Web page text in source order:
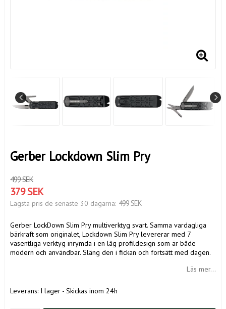
Gerber Lockdown Slim Pry
499 SEK
379 SEK
Lägsta pris de senaste 30 dagarna 499 SEK
Gerber LockDown Slim Pry multiverktyg svart. Samma vardagliga
bärkraft som originalet, Lockdown Slim Pry levererar med 7
väsentliga verktyg inrymda i en låg profildesign som är både
modern och användbar. Släng den i fickan och fortsätt med dagen.
Läs mer...
Leverans: I lager - Skickas inom 24h